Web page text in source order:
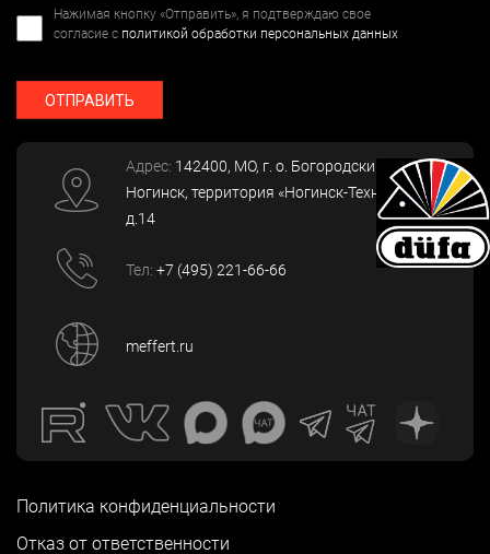
Нажимая кнопку «Отправить», я подтверждаю свое
согласие с политикой обработки персональных данных
ОТПРАВИТЬ
Адрес: 142400, МО, г. о. Богородский, г.
Ногинск, территория «Ногинск-Технопарк»,
д.14
Тел: +7 (495) 221-66-66
meffert.ru
Политика конфиденциальности
Отказ от ответственности